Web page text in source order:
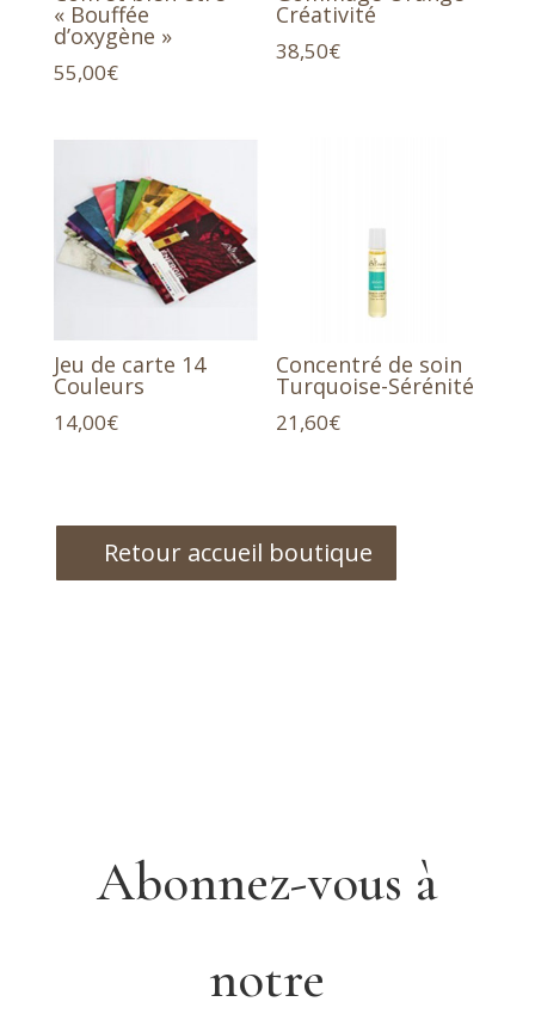
« Bouffée
d’oxygène »
55,00€
Créativité
38,50€
Jeu de carte 14
Couleurs
14,00€
Concentré de soin
Turquoise-Sérénité
21,60€
Retour accueil boutique
Abonnez-vous à
notre